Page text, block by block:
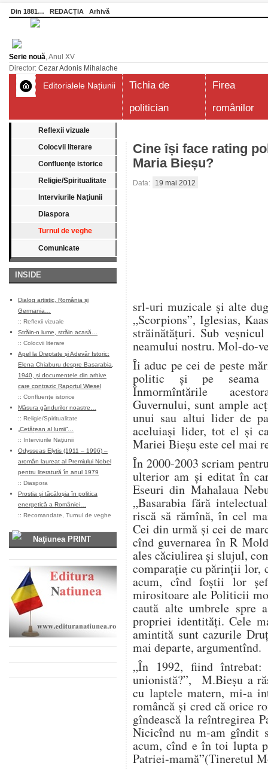
Din 1881… REDACȚIA Arhivă
Serie nouă, Anul XV
Director: Cezar Adonis Mihalache
Editorialele Națiunii
Tichia de
politician
Firea
românilor
Reflexii vizuale
Colocvii literare
Confluenţe istorice
Religie/Spiritualitate
Interviurile Naţiunii
Diaspora
Turnul de veghe
Comunicate
INSIDE
Dialog artistic, România și
Germania…
:: Reflexii vizuale
Străin-n lume, străin acasă…
:: Colocvii literare
Apel la Dreptate și Adevăr Istoric:
Elena Chiaburu despre Basarabia,
1940, și documentele din arhive
care contrazic Raportul Wiesel
:: Confluenţe istorice
Măsura gândurilor noastre…
:: Religie/Spiritualitate
„Cetățean al lumii”…
:: Interviurile Naţiunii
Odysseas Elytis (1911 – 1996) –
aromân laureat al Premiului Nobel
pentru literatură în anul 1979
:: Diaspora
Prostia și tăcăloșia în politica
energetică a României…
:: Recomandate Turnul de veghe
Naţiunea PRINT
Cine își face rating
Maria Bieșu?
Data: 19 mai 2012
srl-uri muzicale și alte
„Scorpions”, Iglesias,
străinătățuri. Sub
neamului nostru. Mol-do-
Îi aduc pe cei de peste
politic și pe seama
Înmormîntările
Guvernului, sunt ample
unui sau altui lider de
aceluiași lider, tot el și
Mariei Bieșu este cel mai
În 2000-2003 scriam
ulterior am și editat în
Eseuri din Mahalaua
„Basarabia fără
riscă să rămînă, în cel
Cei din urmă și cei de
cînd guvernarea în R
ales căciulirea și slujul,
comparație cu părinții lor,
acum, cînd foștii lor
mirositoare ale Politicii
caută alte umbrele spre
propriei identități. Cele
amintită sunt cazurile
mai departe, argumentînd.
„În 1992, fiind
unionistă?”, M.Bieșu a
cu laptele matern, mi-a
româncă și cred că orice
gîndească la reîntregirea
Nicicînd nu m-am gîndit
acum, cînd e în toi lupta
Patriei-mamă”(Tineretul